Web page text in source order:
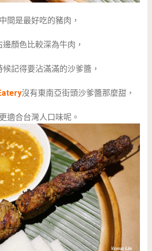
中間是最好吃的豬肉，
邊顏色比較深為牛肉，
候記得要沾滿滿的沙爹醬，
沒有東南亞街頭沙爹醬那麼甜，
更適合台灣人口味呢。